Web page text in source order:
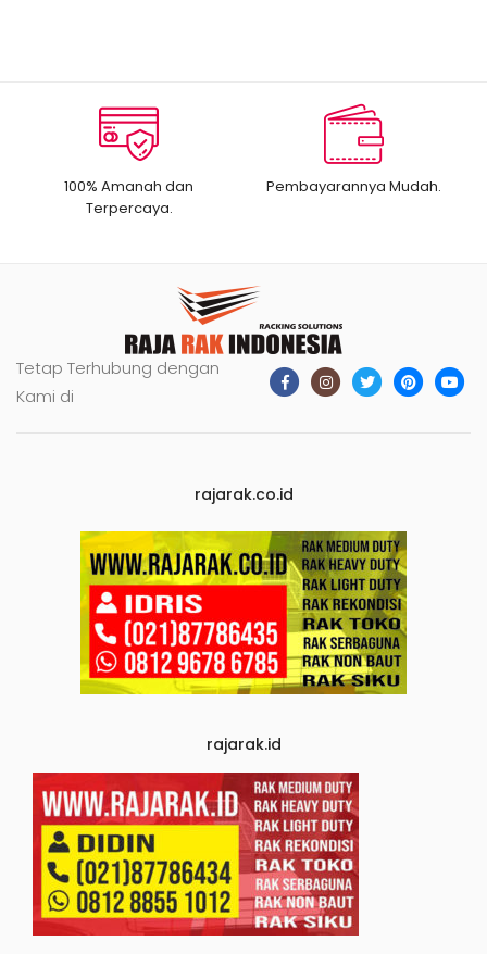
100% Amanah dan
Terpercaya.
Pembayarannya Mudah.
Tetap Terhubung dengan
Kami di
rajarak.co.id
rajarak.id